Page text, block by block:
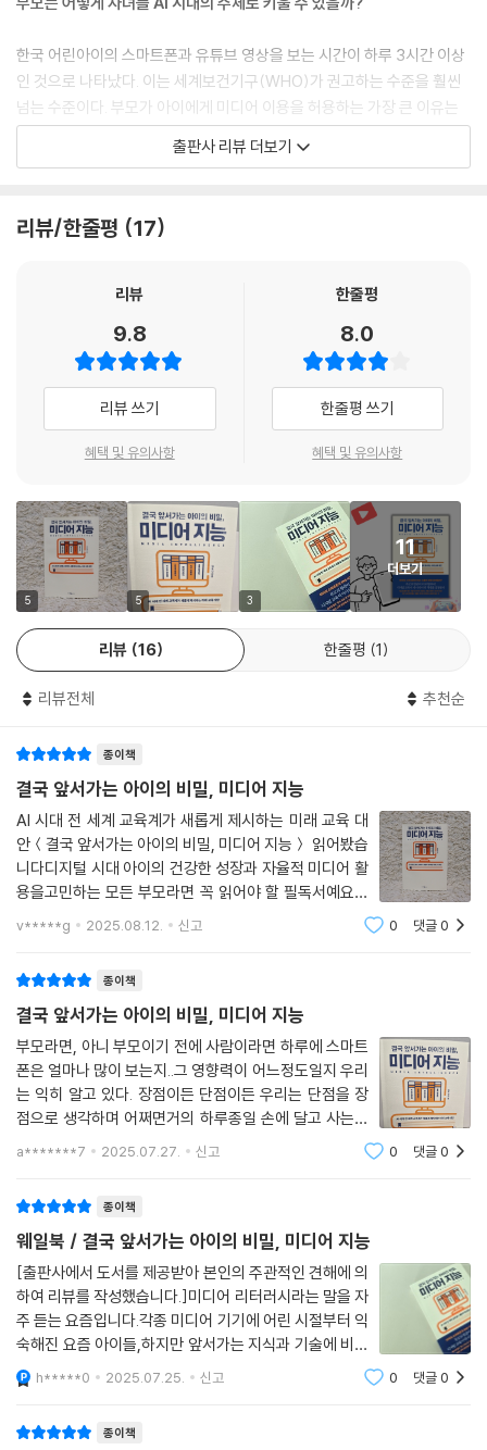
참고 자료
--- pp.89~90
AI와 디지털 기술이 교육과 일상에 점점 더 깊숙이 스며들면서, 우리는 이
런 도구들이 만들어내는 놀라운 결과물에 매료되곤 합니다. 물론 새로운
기술을 익히는 것은 중요합니다. 도구를 능숙하게 다룰 줄 알면, 이를 활용
해 새로운 것을 창조할 수 있고, 빠르게 변화하는 세상에서 자신만의 길을
기술을 사용하는 능력이 창의적 사고와 문제 해결력의 향상과 직결된다고
마하는 것만으로는 미래에 필요한 역량을 갖추었다고 보기 어렵습니다. 진
짜 중요한 것은 디지털 도구를 사용해 만들어낸 ‘결과’가 아니라 그 도구를
사용하며 겪게 되는 ‘과정’ 속에서 아이들이 배우는 경험입니다.
--- pp.161~162
커뮤니티에서 받는 관심에 지나치게 의존하게 되면 소속감을 유지하기 위
해 자신의 가치관과 맞지 않는 의견에도 동조하게 되고, 과도하게 많은 시
방지하기 위해서는 부모가 나서서 관계에 대한 아이의 기대치를 현실적으
로 조정하도록 도와야 합니다. 모두에게 인기를 얻고자 하는 욕망은 비현
실적이라는 사실을 가르치고, 다수의 인정보다 소수의 참된 관계를 유지하
는 것이 더 가치 있는 일임을 깨닫도록 도와줄 때, 아이도 타인의 반응에 쉽
게 흔들리지 않고 건강한 커뮤니티 활동을 해나갈 수 있습니다.
--- p.203
아이들이 안전한 디지털 환경에서 자신의 아이디어를 자유롭게 펼치고, 미
장하는 데 결정적인 기반이 됩니다. 창의적인 문제 해결, 기록, 피드백의 과
정을 거치며 아이는 자신의 잠재력을 발견하고, 점차 자신만의 방식으로
그것을 발전해 나갈 수 있기 때문입니다. 그저 지식을 주입받기보다 주체
적으로 기술을 탐색하고 활용해 볼 기회를 충분히 누려본 아이가 기술을
자신에게 맞게 활용할 줄 알게 된다는 사실을 꼭 기억해 주세요.
--- p.229
한국 어린아이의 스마트폰과 유튜브 영상을 보는 시간이 하루 3시간 이상
인 것으로 나타났다. 이는 세계보건기구(WHO)가 권고하는 수준을 훨씬
넘는 수준이다. 부모가 아이에게 미디어 이용을 허용하는 가장 큰 이유는
“아이의 스트레스 해소를 위해서”거나 “아이가 말을 잘 들었을 때 보상을
주기 위해서”였다. 미국 초등학교에서 10년간 아이들을 가르치고 있는 교
아이의 일상에 깊숙이 자리 잡은 지금, 아이에게 필요한 건 ‘통제’와 ‘방
탕으로 정서 지능을 이야기했다면, 이번에는 미디어 지능에 대한 실용적인
양육법을 전한다. 저자는 이 책을 통해 아이들이 온오프라인 세상을 자유
롭게 넘나들며, 미래 역량을 키우고 디지털 세상을 이해하고 타인과 건강
한 관계를 맺는 구체적인 방법을 제시한다. 그렇다면 미디어 지능이 높은
아이는 어떤 능력을 갖추고 있을까?
? 자기 주도 학습력을 키워 스스로 문제를 해결하는 능력
? 가짜 정보와 유해 콘텐츠에 휘둘리지 않는 비판적 사고 능력
? SNS 중독과 디지털 과의존을 막는 자기 조절력
? AI 시대 핵심 역량으로 떠오르는 창의성과 윤리성
? 디지털 시민으로서의 공감력과 책임감
미디어 지능은 단순한 기술 활용을 넘어서 아이들의 성장과 미래 역량을
느끼는 불안과 막막함을 덜어주는 동시에, 아이들이 건강하게 성장할 수
AI가 내 아이의 친구이자 선생님이 되었다!
“미디어가 설계한 세상에서도 가치관이 흔들리지 않는 아이,
디지털 도구를 스스로 조절할 줄 아는 아이로 키워라”
미디어 조절력을 키우기 위한 STEP 4 :
계단식 접근 → 외적 보상 금지 → 자기 효능감 키우기 → 만족 지연감 느
AI가 디지털 세상 속 친구이자 선생님이 된 오늘날, 우리 아이는 끊임없이
생성되는 콘텐츠에 파묻혀 살아가고 있다. 알고리즘에 의해 가치관이 쉽게
흔들리는 아이들에게는 스스로 미디어 사용을 조절하는 능력이 필수적이
다. 미디어 조절력은 아이가 무분별하게 콘텐츠를 받아들이는 것에서 벗어
나 건강하게 미디어를 사용하도록 도우며, 스스로 디지털 세상을 현명하게
헤쳐나갈 수 있도록 해준다.
우기 위한 네 가지 핵심 조건을 설명한다. 첫째, 아이의 성장 단계에 맞춰
계단식으로 접근해 점진적으로 자율성을 부여해야 한다. 둘째, 외적 보상
으로 미디어 사용을 유혹하지 말고, 아이가 스스로 판단하고 결정할 수 있
도록 해야 한다. 셋째, 아이가 스스로 결정하고 조절할 수 있는 작은 경험을
자주 만들어주어야 자기 효능감을 키울 수 있다. 넷째, 예측 가능한 규칙 안
에서 미디어를 사용해 ‘만족 지연감’을 느끼게 하는 것이 중요하다. 이 네
가지 조건을 지킨다면 아이가 스스로 미디어 사용을 조절하는 건강한 습관
을 형성할 수 있을 것이다.
마지막으로 부모 스스로 자신의 미디어 소비 습관을 꼭 점검해 봐야 한다.
출판사 리뷰 더보기
리뷰/한줄평 17
리뷰
9.8
리뷰 쓰기
혜택 및 유의사항
한줄평
8.0
한줄평 쓰기
혜택 및 유의사항
5 5 3
11
더보기
리뷰 16 한줄평 1
리뷰전체 추천순
종이책
결국 앞서가는 아이의 비밀, 미디어 지능
AI 시대 전 세계 교육계가 새롭게 제시하는 미래 교육 대
안＜결국 앞서가는 아이의 비밀, 미디어 지능＞ 읽어봤습
니다디지털 시대 아이의 건강한 성장과 자율적 미디어 활
용을고민하는 모든 부모라면 꼭 읽어야 할 필독서예요내
아이 스마트폰과 SNS 사용, 과연 문제일까요?미디어와
알고리즘이 사고방식을 좌우하는 시대지금 당장 아이에
v*****g 2025.08.12. 신고 0 댓글0
종이책
결국 앞서가는 아이의 비밀, 미디어 지능
부모라면, 아니 부모이기 전에 사람이라면 하루에 스마트
폰은 얼마나 많이 보는지..그 영향력이 어느정도일지 우리
는 익히 알고 있다. 장점이든 단점이든 우리는 단점을 장
점으로 생각하며 어쩌면거의 하루종일 손에 달고 사는지
도 모르겠다. 하물며, 내 아이에게 있어 미디어 사용이라
a*******7 2025.07.27. 신고 0 댓글0
종이책
웨일북 / 결국 앞서가는 아이의 비밀, 미디어 지능
[출판사에서 도서를 제공받아 본인의 주관적인 견해에 의
하여 리뷰를 작성했습니다.]미디어 리터러시라는 말을 자
주 듣는 요즘입니다.각종 미디어 기기에 어린 시절부터 익
숙해진 요즘 아이들,하지만 앞서가는 지식과 기술에 비해
아이들의 미디어 지능은 어떠한지 심각하게 돌아보아야
할 때는 아닌가 싶어요.그저 주어진 대로 수용하기만 해서
h*****0 2025.07.25. 신고 0 댓글0
종이책